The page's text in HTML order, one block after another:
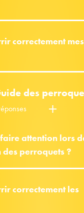
correctement
des
attention lors
perroquets ?
correctement les